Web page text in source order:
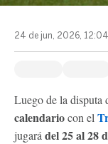
24 de jun, 2026, 12:04
Luego de la disputa
calendariocon el
jugará del 25 al 28